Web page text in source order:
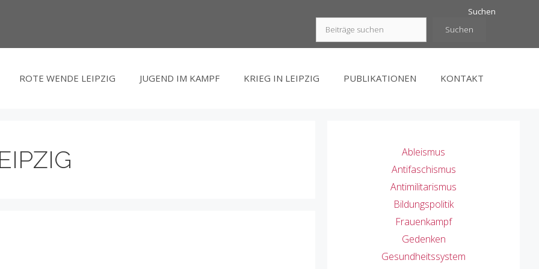
Suchen
Suchen
ROTE WENDE LEIPZIG JUGEND IM KAMPF KRIEG IN LEIPZIG PUBLIKATIONEN KONTAKT
Ableismus
Antifaschismus
Antimilitarismus
Bildungspolitik
Frauenkampf
Gedenken
Gesundheitssystem